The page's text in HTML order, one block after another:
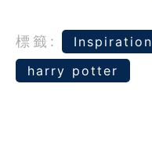
標籤: Inspiration
harry potter